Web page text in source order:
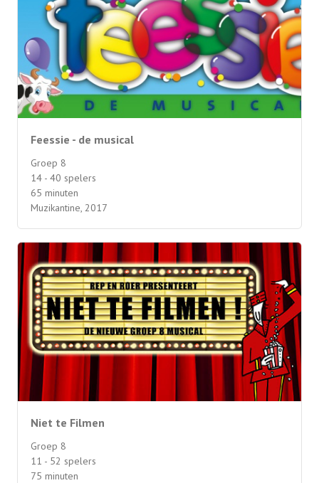
Feessie - de musical
Groep 8
14 - 40 spelers
65 minuten
Muzikantine, 2017
Niet te Filmen
Groep 8
11 - 52 spelers
75 minuten